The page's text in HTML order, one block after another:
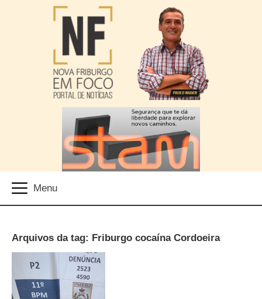
Arquivos da tag: Friburgo cocaína Cordoeira